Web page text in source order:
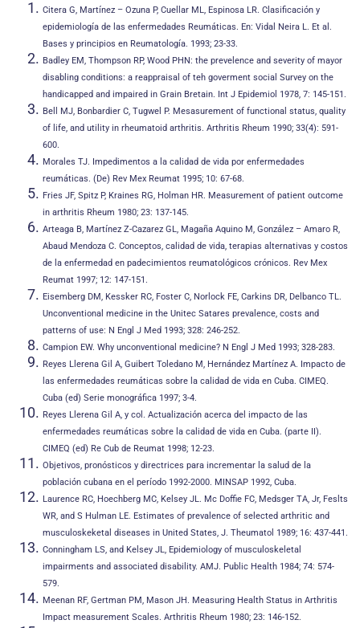
Citera G, Martínez – Ozuna P, Cuellar ML, Espinosa LR. Clasificación y
epidemiología de las enfermedades Reumáticas. En: Vidal Neira L. Et al.
Bases y principios en Reumatología. 1993; 23-33.
Badley EM, Thompson RP, Wood PHN: the prevelence and severity of mayor
disabling conditions: a reappraisal of teh goverment social Survey on the
handicapped and impaired in Grain Bretain. Int J Epidemiol 1978, 7: 145-151.
Bell MJ, Bonbardier C, Tugwel P. Mesasurement of functional status, quality
of life, and utility in rheumatoid arthritis. Arthritis Rheum 1990; 33(4): 591-
600.
Morales TJ. Impedimentos a la calidad de vida por enfermedades
reumáticas. (De) Rev Mex Reumat 1995; 10: 67-68.
Fries JF, Spitz P, Kraines RG, Holman HR. Measurement of patient outcome
in arthritis Rheum 1980; 23: 137-145.
Arteaga B, Martínez Z-Cazarez GL, Magaña Aquino M, González – Amaro R,
Abaud Mendoza C. Conceptos, calidad de vida, terapias alternativas y costos
de la enfermedad en padecimientos reumatológicos crónicos. Rev Mex
Reumat 1997; 12: 147-151.
Eisemberg DM, Kessker RC, Foster C, Norlock FE, Carkins DR, Delbanco TL.
Unconventional medicine in the Unitec Satares prevalence, costs and
patterns of use: N Engl J Med 1993; 328: 246-252.
Campion EW. Why unconventional medicine? N Engl J Med 1993; 328-283.
Reyes Llerena Gil A, Guibert Toledano M, Hernández Martínez A. Impacto de
las enfermedades reumáticas sobre la calidad de vida en Cuba. CIMEQ.
Cuba (ed) Serie monográfica 1997; 3-4.
Reyes Llerena Gil A, y col. Actualización acerca del impacto de las
enfermedades reumáticas sobre la calidad de vida en Cuba. (parte II).
CIMEQ (ed) Re Cub de Reumat 1998; 12-23.
Objetivos, pronósticos y directrices para incrementar la salud de la
población cubana en el período 1992-2000. MINSAP 1992, Cuba.
Laurence RC, Hoechberg MC, Kelsey JL. Mc Doffie FC, Medsger TA, Jr, Feslts
WR, and S Hulman LE. Estimates of prevalence of selected arthritic and
musculoskeketal diseases in United States, J. Theumatol 1989; 16: 437-441.
Conningham LS, and Kelsey JL, Epidemiology of musculoskeletal
impairments and associated disability. AMJ. Public Health 1984; 74: 574-
579.
Meenan RF, Gertman PM, Mason JH. Measuring Health Status in Arthritis
Impact measurement Scales. Arthritis Rheum 1980; 23: 146-152.